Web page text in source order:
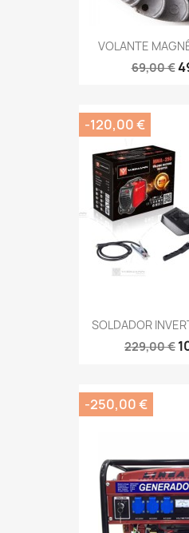
VOLANTE
69,00 €
SOLDADOR
229,00 €
-120,00 €
-250,00 €